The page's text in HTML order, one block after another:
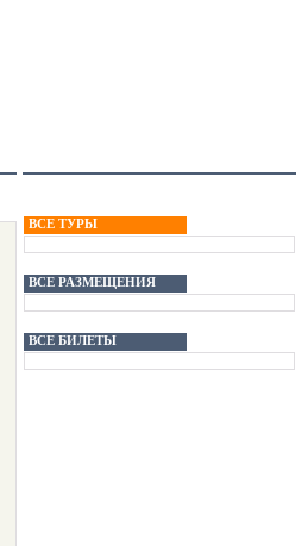
ВСЕ ТУРЫ
ВСЕ РАЗМЕЩЕНИЯ
ВСЕ БИЛЕТЫ